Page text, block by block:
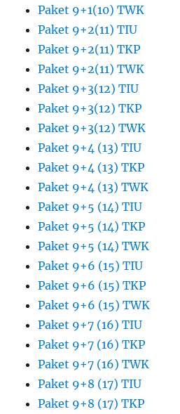
Paket 9+1(10) TWK
Paket 9+2(11) TIU
Paket 9+2(11) TKP
Paket 9+2(11) TWK
Paket 9+3(12) TIU
Paket 9+3(12) TKP
Paket 9+3(12) TWK
Paket 9+4 (13) TIU
Paket 9+4 (13) TKP
Paket 9+4 (13) TWK
Paket 9+5 (14) TIU
Paket 9+5 (14) TKP
Paket 9+5 (14) TWK
Paket 9+6 (15) TIU
Paket 9+6 (15) TKP
Paket 9+6 (15) TWK
Paket 9+7 (16) TIU
Paket 9+7 (16) TKP
Paket 9+7 (16) TWK
Paket 9+8 (17) TIU
Paket 9+8 (17) TKP